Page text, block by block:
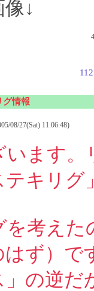
↓
グ情報
08/27(Sat) 11:06:48)
います。
キリグ
考えた
はず）
」の逆